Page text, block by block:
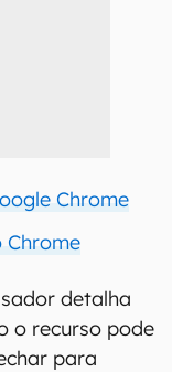
Chrome
Chrome
detalha
o recurso pode
para